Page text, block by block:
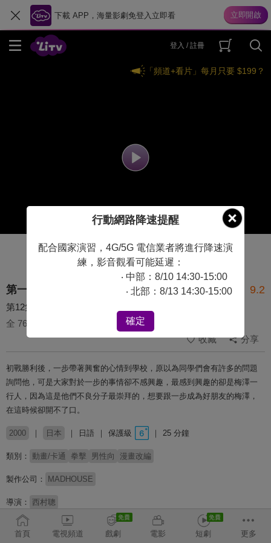
下載 APP，海量影劇免登入立即看
登入 / 註冊
「頻道+看片」每月只要 $199？
第一神拳 9.2
第12集 粗暴的撞擊宣言
全 76 集
收藏
分享
初戰勝利後，一步帶著興奮的心情到學校，原以為同學們會有許多的問題
詢問他，可是大家對於一步的事情卻不感興趣，最感到興趣的卻是梅澤一
行人，因為這是他們不良分子最崇拜的，想要跟一步成為好朋友的梅澤，
在這時候卻開不了口。
2000 日本 日語 保護級 25 分鐘
類別： 動畫/卡通 拳擊 男性向 漫畫改編
製作公司： MADHOUSE
導演： 西村聰
配音： 喜安浩平 小山力也
關智一
首頁
電視頻道 戲劇 電影 短劇 更多
行動網路降速提醒
配合國家演習，4G/5G 電信業者將進行降速演
練，影音觀看可能延遲：
‧ 中部：8/10 14:30-15:00
‧ 北部：8/13 14:30-15:00
確定